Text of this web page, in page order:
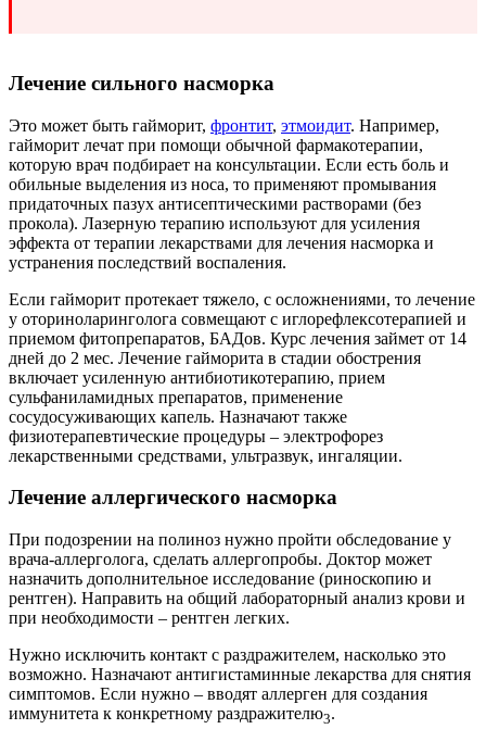
Лечение сильного насморка
Это может быть гайморит, фронтит, этмоидит. Например,
гайморит лечат при помощи обычной фармакотерапии,
которую врач подбирает на консультации. Если есть боль и
обильные выделения из носа, то применяют промывания
придаточных пазух антисептическими растворами (без
прокола). Лазерную терапию используют для усиления
эффекта от терапии лекарствами для лечения насморка и
устранения последствий воспаления.
Если гайморит протекает тяжело, с осложнениями, то лечение
у оториноларинголога совмещают с иглорефлексотерапией и
приемом фитопрепаратов, БАДов. Курс лечения займет от 14
дней до 2 мес. Лечение гайморита в стадии обострения
включает усиленную антибиотикотерапию, прием
сульфаниламидных препаратов, применение
сосудосуживающих капель. Назначают также
физиотерапевтические процедуры – электрофорез
лекарственными средствами, ультразвук, ингаляции.
Лечение аллергического насморка
При подозрении на полиноз нужно пройти обследование у
врача-аллерголога, сделать аллергопробы. Доктор может
назначить дополнительное исследование (риноскопию и
рентген). Направить на общий лабораторный анализ крови и
при необходимости – рентген легких.
Нужно исключить контакт с раздражителем, насколько это
возможно. Назначают антигистаминные лекарства для снятия
симптомов. Если нужно – вводят аллерген для создания
иммунитета к конкретному раздражителю3.